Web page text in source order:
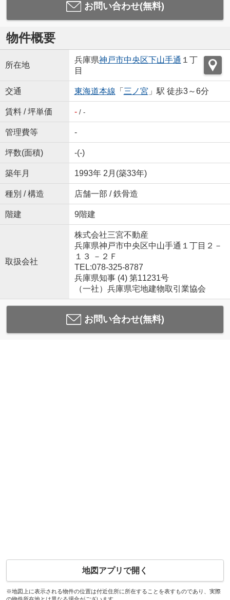
お問い合わせ(無料)
物件概要
所在地
兵庫県神戸市中央区下山手通 １丁
目
交通 東海道本線 「 三ノ宮 」駅 徒歩3～6分
賃料 / 坪単価 -/ -
管理費等 -
坪数(面積) -(-)
築年月 1993年 2月(築33年)
種別 / 構造 店舗一部 / 鉄骨造
階建 9階建
取扱会社
株式会社三宮不動産
兵庫県神戸市中央区中山手通１丁目２－
１３ －２Ｆ
TEL:078-325-8787
兵庫県知事 (4) 第11231号
（一社）兵庫県宅地建物取引業協会
お問い合わせ(無料)
地図アプリで開く
※地図上に表示される物件の位置は付近住所に所在することを表すものであり、実際
の物件所在地とは異なる場合がございます。